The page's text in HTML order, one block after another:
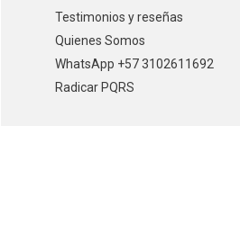
Testimonios y reseñas
Quienes Somos
WhatsApp +57 3102611692
Radicar PQRS